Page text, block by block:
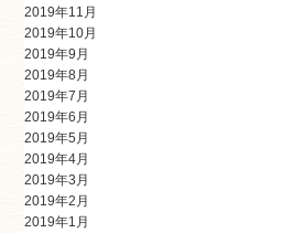
2019年11月
2019年10月
2019年9月
2019年8月
2019年7月
2019年6月
2019年5月
2019年4月
2019年3月
2019年2月
2019年1月